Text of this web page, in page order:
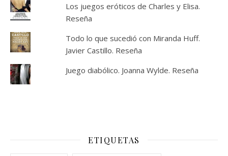
Los juegos eróticos de Charles y Elisa.
Reseña
Todo lo que sucedió con Miranda Huff.
Javier Castillo. Reseña
Juego diabólico. Joanna Wylde. Reseña
ETIQUETAS